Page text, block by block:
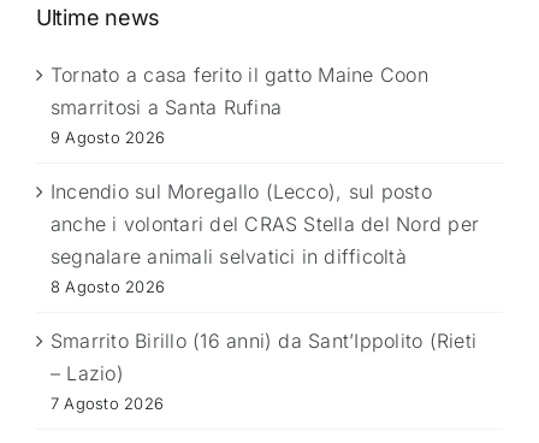
Ultime news
Tornato a casa ferito il gatto Maine Coon
smarritosi a Santa Rufina
9 Agosto 2026
Incendio sul Moregallo (Lecco), sul posto
anche i volontari del CRAS Stella del Nord per
segnalare animali selvatici in difficoltà
8 Agosto 2026
Smarrito Birillo (16 anni) da Sant’Ippolito (Rieti
– Lazio)
7 Agosto 2026